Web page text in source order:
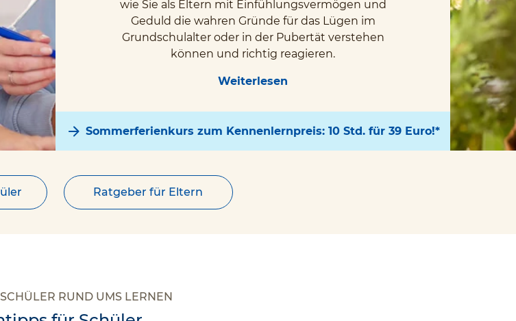
wie Sie als Eltern mit Einfühlungsvermögen und
Geduld die wahren Gründe für das Lügen im
Grundschulalter oder in der Pubertät verstehen
können und richtig reagieren.
Weiterlesen
Sommerferienkurs zum Kennenlernpreis: 10 Std. für 39 Euro!*